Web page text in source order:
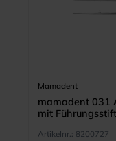
Mamadent
mamadent 031
mit
Artikelnr.: 8200727